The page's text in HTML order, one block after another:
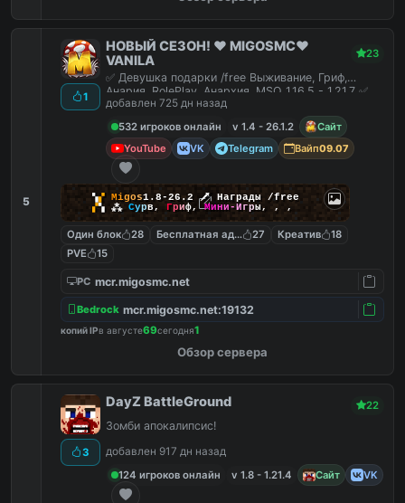
5
1
НОВЫЙ СЕЗОН! ❤️ MIGOSMC❤️
VANILA
23
✅ Девушка подарки /free Выживание, Гриф,
Анария, RolePlay, Анархия, MSO 1.16.5 - 1.21.7 ✅
добавлен 725 дн назад
532 игроков онлайн
v 1.4 - 26.1.2
Сайт
YouTube
VK Telegram Вайп09.07
▚▞ Migos1.8-26.2🗡 Награды /free
▞▚ ⁂ Сурв, Гриф,Мини-Игры, , ,
Один блок 28 Бесплатная админка
27 Креатив
18
PVE
15
PC mcr.migosmc.net
Bedrock mcr.migosmc.net:19132
копий IPв августе69сегодня1
Обзор сервера
3
DayZ BattleGround 22
Зомби апокалипсис!
добавлен 917 дн назад
124 игроков онлайн
v 1.8 - 1.21.4 Сайт VK